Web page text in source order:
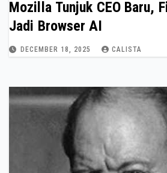
Mozilla Tunjuk CEO Baru,
Jadi Browser AI
DECEMBER 18, 2025 CALISTA